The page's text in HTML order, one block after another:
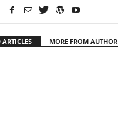
ARTICLES MORE FROM AUTHOR